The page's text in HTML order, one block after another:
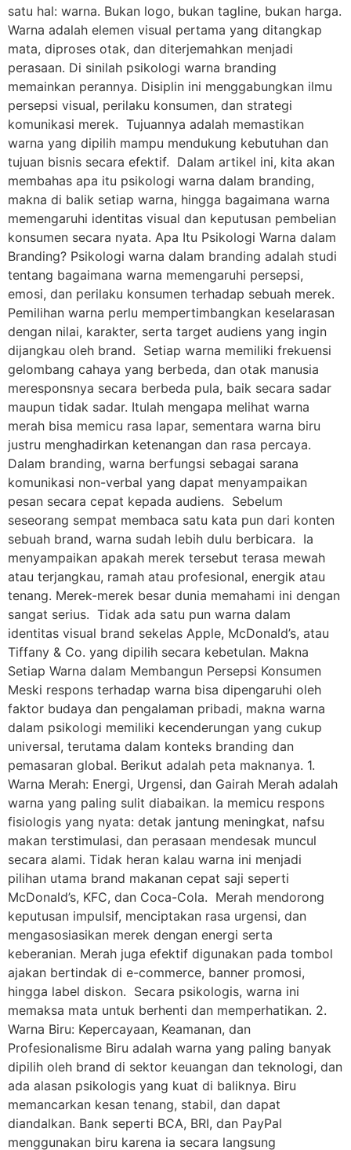
satu hal: warna. Bukan logo, bukan tagline, bukan harga.
Warna adalah elemen visual pertama yang ditangkap
mata, diproses otak, dan diterjemahkan menjadi
perasaan. Di sinilah psikologi warna branding
memainkan perannya. Disiplin ini menggabungkan ilmu
persepsi visual, perilaku konsumen, dan strategi
komunikasi merek. Tujuannya adalah memastikan
warna yang dipilih mampu mendukung kebutuhan dan
tujuan bisnis secara efektif. Dalam artikel ini, kita akan
membahas apa itu psikologi warna dalam branding,
makna di balik setiap warna, hingga bagaimana warna
memengaruhi identitas visual dan keputusan pembelian
konsumen secara nyata. Apa Itu Psikologi Warna dalam
Branding? Psikologi warna dalam branding adalah studi
tentang bagaimana warna memengaruhi persepsi,
emosi, dan perilaku konsumen terhadap sebuah merek.
Pemilihan warna perlu mempertimbangkan keselarasan
dengan nilai, karakter, serta target audiens yang ingin
dijangkau oleh brand. Setiap warna memiliki frekuensi
gelombang cahaya yang berbeda, dan otak manusia
meresponsnya secara berbeda pula, baik secara sadar
maupun tidak sadar. Itulah mengapa melihat warna
merah bisa memicu rasa lapar, sementara warna biru
justru menghadirkan ketenangan dan rasa percaya.
Dalam branding, warna berfungsi sebagai sarana
komunikasi non-verbal yang dapat menyampaikan
pesan secara cepat kepada audiens. Sebelum
seseorang sempat membaca satu kata pun dari konten
sebuah brand, warna sudah lebih dulu berbicara. Ia
menyampaikan apakah merek tersebut terasa mewah
atau terjangkau, ramah atau profesional, energik atau
tenang. Merek-merek besar dunia memahami ini dengan
sangat serius. Tidak ada satu pun warna dalam
identitas visual brand sekelas Apple, McDonald’s, atau
Tiffany & Co. yang dipilih secara kebetulan. Makna
Setiap Warna dalam Membangun Persepsi Konsumen
Meski respons terhadap warna bisa dipengaruhi oleh
faktor budaya dan pengalaman pribadi, makna warna
dalam psikologi memiliki kecenderungan yang cukup
universal, terutama dalam konteks branding dan
pemasaran global. Berikut adalah peta maknanya. 1.
Warna Merah: Energi, Urgensi, dan Gairah Merah adalah
warna yang paling sulit diabaikan. Ia memicu respons
fisiologis yang nyata: detak jantung meningkat, nafsu
makan terstimulasi, dan perasaan mendesak muncul
secara alami. Tidak heran kalau warna ini menjadi
pilihan utama brand makanan cepat saji seperti
McDonald’s, KFC, dan Coca-Cola. Merah mendorong
keputusan impulsif, menciptakan rasa urgensi, dan
mengasosiasikan merek dengan energi serta
keberanian. Merah juga efektif digunakan pada tombol
ajakan bertindak di e-commerce, banner promosi,
hingga label diskon. Secara psikologis, warna ini
memaksa mata untuk berhenti dan memperhatikan. 2.
Warna Biru: Kepercayaan, Keamanan, dan
Profesionalisme Biru adalah warna yang paling banyak
dipilih oleh brand di sektor keuangan dan teknologi, dan
ada alasan psikologis yang kuat di baliknya. Biru
memancarkan kesan tenang, stabil, dan dapat
diandalkan. Bank seperti BCA, BRI, dan PayPal
menggunakan biru karena ia secara langsung